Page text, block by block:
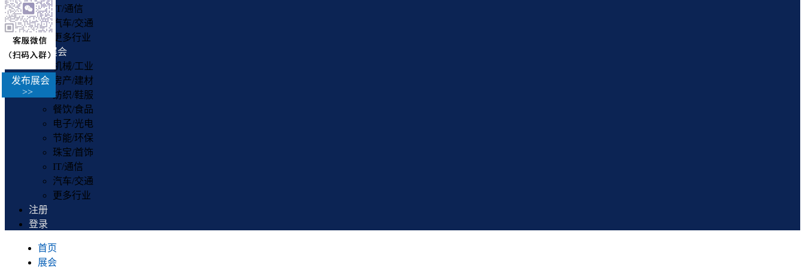
IT/通信
汽车/交通
更多行业
国外展会
机械/工业
房产/建材
纺织/鞋服
餐饮/食品
电子/光电
节能/环保
珠宝/首饰
IT/通信
汽车/交通
更多行业
注册
登录
首页
展会
发布展会
>>